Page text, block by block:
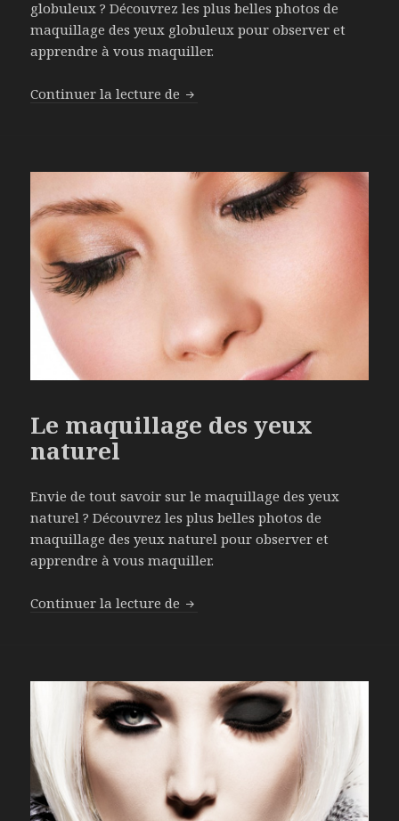
globuleux ? Découvrez les plus belles photos de
maquillage des yeux globuleux pour observer et
apprendre à vous maquiller.
Continuer la lecture de Le maquillage des yeux
Le maquillage des yeux
naturel
Envie de tout savoir sur le maquillage des yeux
naturel ? Découvrez les plus belles photos de
maquillage des yeux naturel pour observer et
apprendre à vous maquiller.
Continuer la lecture de Le maquillage des yeux naturel